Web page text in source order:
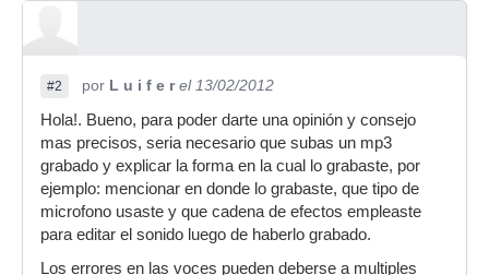
#2 por L u i f e r el 13/02/2012
Hola!. Bueno, para poder darte una opinión y consejo
mas precisos, seria necesario que subas un mp3
grabado y explicar la forma en la cual lo grabaste, por
ejemplo: mencionar en donde lo grabaste, que tipo de
microfono usaste y que cadena de efectos empleaste
para editar el sonido luego de haberlo grabado.
Los errores en las voces pueden deberse a multiples